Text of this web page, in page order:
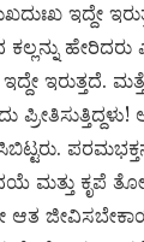
ಇದ್ದೇ
ಇರುತ್ತದೆ.
ಮತ್ತು ಕೃಪೆ